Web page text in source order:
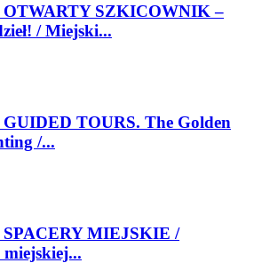
SZKICOWNIK –
/ Miejski...
TOURS. The Golden
/...
MIEJSKIE /
miejskiej...